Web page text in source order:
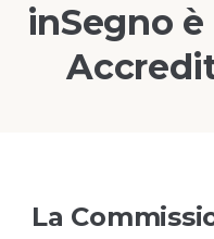
inSegno
La